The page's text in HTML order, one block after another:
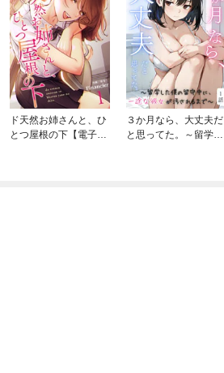
ド天然お姉さんと、ひ
とつ屋根の下【電子単
３か月なら、大丈夫だ
と思ってた。～留学し